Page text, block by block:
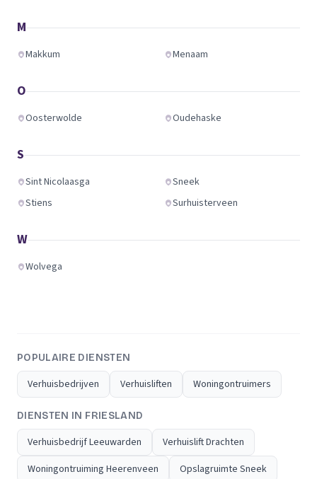
M
Makkum Menaam
O
Oosterwolde Oudehaske
S
Sint Nicolaasga
Sneek
Stiens
Surhuisterveen
W
Wolvega
POPULAIRE DIENSTEN
Verhuisbedrijven Verhuisliften Woningontruimers
DIENSTEN IN FRIESLAND
Verhuisbedrijf Leeuwarden
Verhuislift Drachten
Woningontruiming Heerenveen
Opslagruimte Sneek